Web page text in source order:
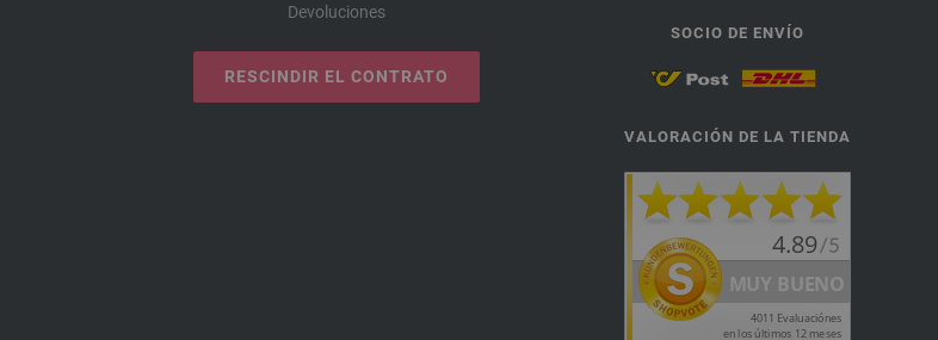
Devoluciones
RESCINDIR EL CONTRATO
SOCIO DE ENVÍO
VALORACIÓN DE LA TIENDA